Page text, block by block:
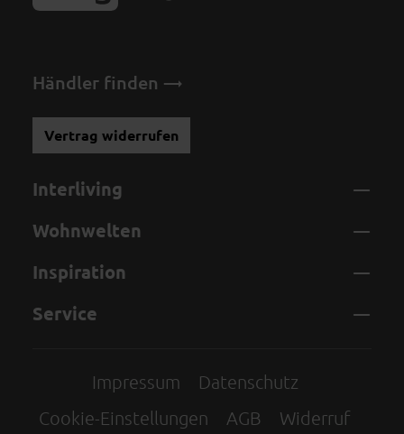
Händler finden
Vertrag widerrufen
Interliving
Wohnwelten
Inspiration
Service
Impressum
Datenschutz
Cookie-Einstellungen
AGB Widerruf